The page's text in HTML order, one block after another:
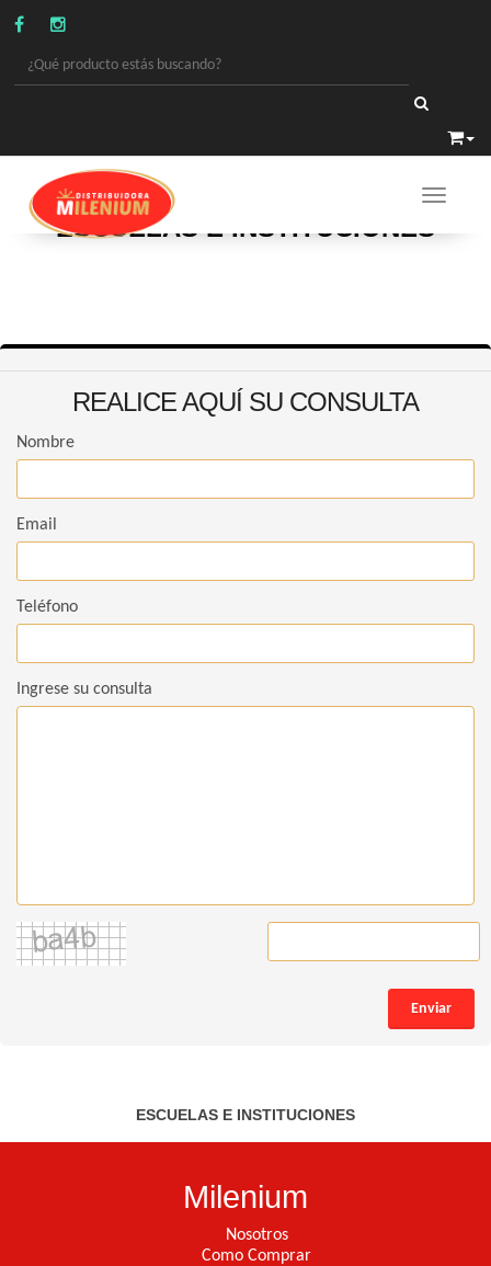
Toggle
ESCUELAS E INSTITUCIONES
REALICE AQUÍ SU CONSULTA
Nombre
Email
Teléfono
Ingrese su consulta
Enviar
ESCUELAS E INSTITUCIONES
Milenium
Nosotros
Como Comprar